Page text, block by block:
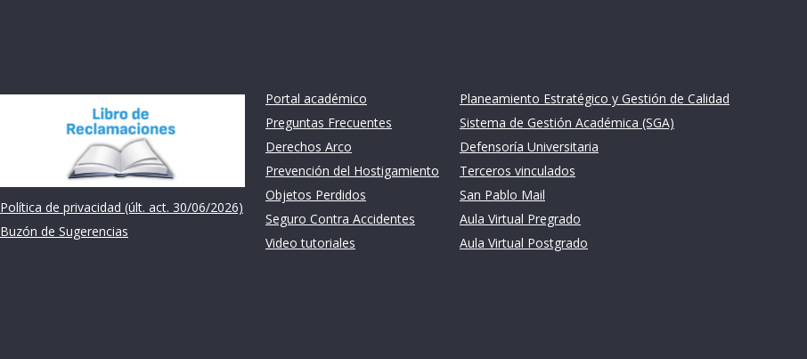
Política de privacidad (últ. act. 30/06/2026)
Buzón de Sugerencias
Portal académico
Preguntas Frecuentes
Derechos Arco
Prevención del Hostigamiento
Objetos Perdidos
Seguro Contra Accidentes
Video tutoriales
Planeamiento Estratégico y Gestión de Calidad
Sistema de Gestión Académica (SGA)
Defensoría Universitaria
Terceros vinculados
San Pablo Mail
Aula Virtual Pregrado
Aula Virtual Postgrado